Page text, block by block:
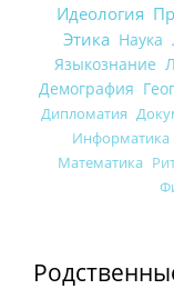
Идеология
Этика Наука
Языкознание
Демография
Дипломатия
Информатика
Математика